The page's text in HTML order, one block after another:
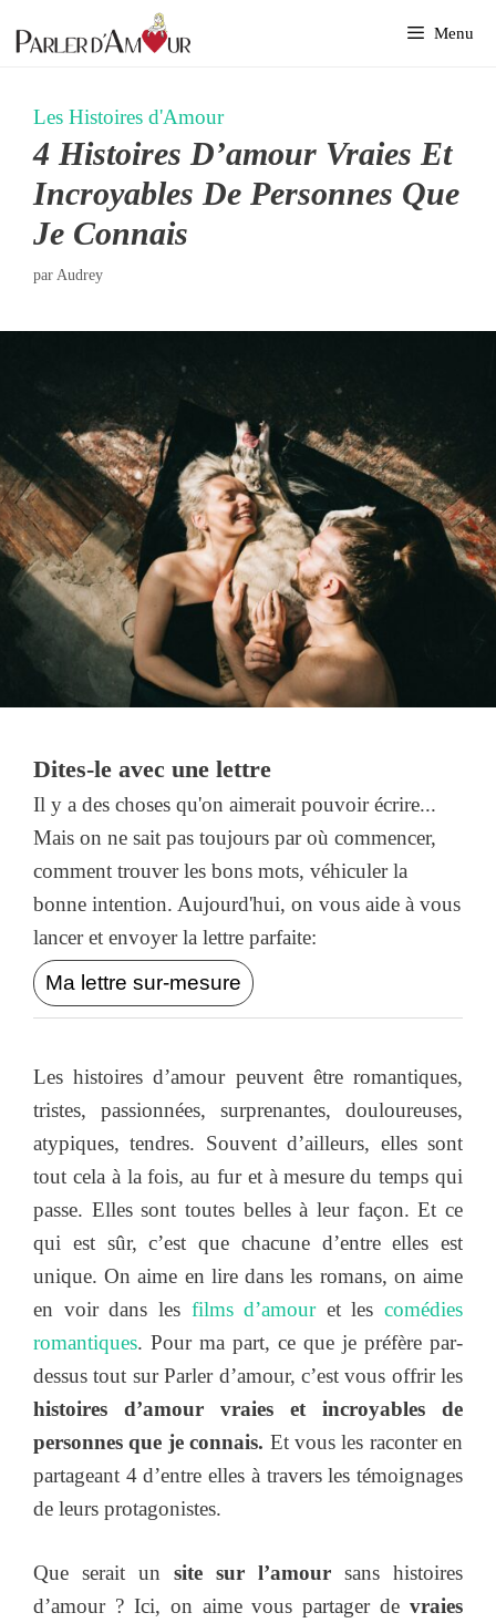
au
Menu
Les Histoires d'Amour
4 Histoires D’amour Vraies Et
Incroyables De Personnes Que
Je Connais
par Audrey
Dites-le avec une lettre
Il y a des choses qu'on aimerait pouvoir écrire...
Mais on ne sait pas toujours par où commencer,
comment trouver les bons mots, véhiculer la
bonne intention. Aujourd'hui, on vous aide à vous
lancer et envoyer la lettre parfaite:
Ma lettre sur-mesure
Les histoires d’amour peuvent être romantiques,
tristes, passionnées, surprenantes, douloureuses,
atypiques, tendres. Souvent d’ailleurs, elles sont
tout cela à la fois, au fur et à mesure du temps qui
passe. Elles sont toutes belles à leur façon. Et ce
qui est sûr, c’est que chacune d’entre elles est
unique. On aime en lire dans les romans, on aime
en voir dans les films d’amouret les comédies
romantiques. Pour ma part, ce que je préfère par-
dessus tout sur Parler d’amour, c’est vous offrir les
histoires d’amour vraies et incroyables de
personnes que je connais. Et vous les raconter en
partageant 4 d’entre elles à travers les témoignages
de leurs protagonistes.
Que serait un site sur l’amour sans histoires
d’amour ? Ici, on aime vous partager de vraies